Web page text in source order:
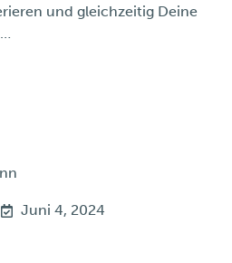
und gleichzeitig Deine
Juni 4, 2024